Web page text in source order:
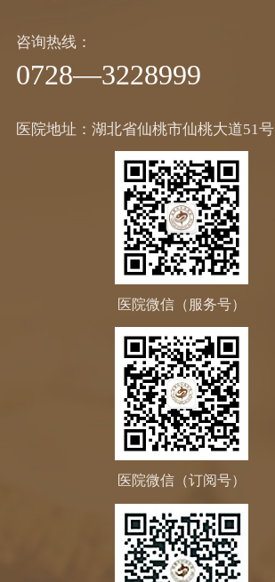
咨询热线：
0728—3228999
医院地址：湖北省仙桃市仙桃大道51号
医院微信（服务号）
医院微信（订阅号）